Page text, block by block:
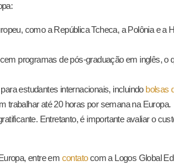
como a República Tcheca, a Polônia e a
programas de pós-graduação em inglês,
estudantes internacionais, incluindo bolsas
trabalhar até 20 horas por semana na Europa.
Entretanto, é importante avaliar o
entre em contatocom a Logos Global